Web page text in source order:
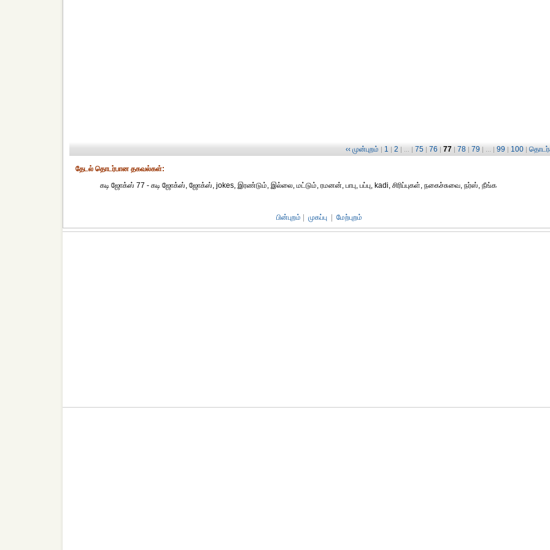
‹‹ முன்புறம் | 1 | 2 | ... | 75 | 76 | 77 | 78 | 79 | ... | 99 | 100 |
தேட‌ல் தொட‌ர்பான தகவ‌ல்க‌ள்:
கடி ஜோக்ஸ் 77 - கடி ஜோக்ஸ், ஜோக்ஸ், jokes, இரண்டும், இல்லை, மட்டும், ரமனன், பாபு, பப்பு, kadi, சிரிப்புகள், நகைச்சுவை, நர்ஸ், நீங்க
பின்புறம் முகப்பு மேற்புறம்